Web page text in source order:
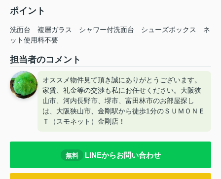
ポイント
洗面台 複層ガラス シャワー付洗面台 シューズボックス
ネ
ット使用料不要
担当者のコメント
オススメ物件見て頂き誠にありがとうございます。
家賃、礼金等の交渉も私にお任せください。大阪狭
山市、河内長野市、堺市、富田林市のお部屋探し
は、大阪狭山市、金剛駅から徒歩1分のＳＵＭＯＮＥ
Ｔ（スモネット）金剛店！
無料 LINEからお問い合わせ